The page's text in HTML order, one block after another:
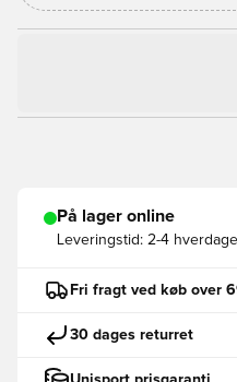
På lager online
Leveringstid: 2-4 hverdage
Fri fragt ved køb over
30 dages returret